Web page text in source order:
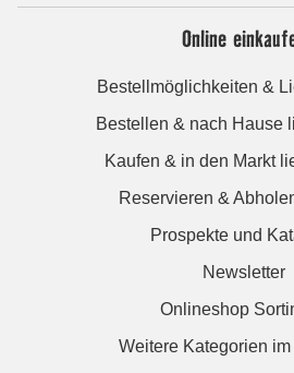
Online
Bestellmöglichkeiten &
Bestellen & nach Hause
Kaufen & in den Markt
Reservieren &
Prospekte und
Newsletter
Onlineshop
Weitere Kategorien